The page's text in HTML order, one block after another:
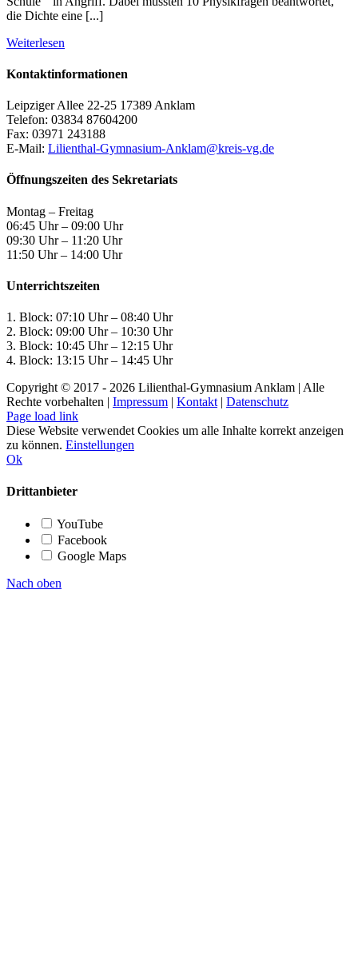
die Dichte eine [...]
Weiterlesen
Kontaktinformationen
Leipziger Allee 22-25 17389 Anklam
Telefon: 03834 87604200
Fax: 03971 243188
E-Mail: Lilienthal-Gymnasium-Anklam@kreis-vg.de
Öffnungszeiten des Sekretariats
Montag – Freitag
06:45 Uhr – 09:00 Uhr
09:30 Uhr – 11:20 Uhr
11:50 Uhr – 14:00 Uhr
Unterrichtszeiten
1. Block: 07:10 Uhr – 08:40 Uhr
2. Block: 09:00 Uhr – 10:30 Uhr
3. Block: 10:45 Uhr – 12:15 Uhr
4. Block: 13:15 Uhr – 14:45 Uhr
Copyright © 2017 - 2026 Lilienthal-Gymnasium Anklam | Alle
Rechte vorbehalten | Impressum | Kontakt | Datenschutz
Page load link
Diese Website verwendet Cookies um alle Inhalte korrekt anzeigen
zu können. Einstellungen
Ok
Drittanbieter
YouTube
Facebook
Google Maps
Nach oben